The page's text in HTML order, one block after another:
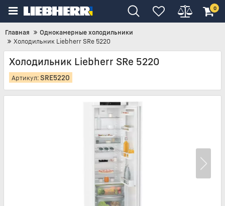
0
Главная
Однокамерные холодильники
Холодильник Liebherr SRe 5220
Холодильник Liebherr SRe 5220
Артикул:SRE5220